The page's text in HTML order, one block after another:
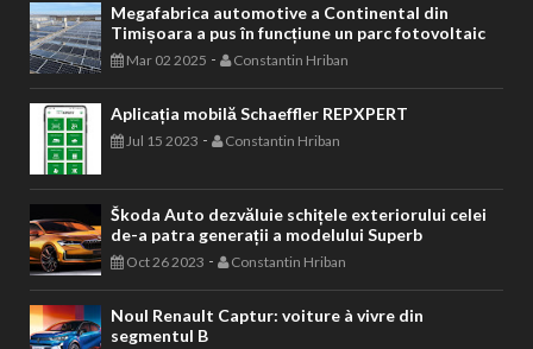
Megafabrica automotive a Continental din
Timișoara a pus în funcțiune un parc fotovoltaic
Mar 02 2025 - Constantin Hriban
Aplicația mobilă Schaeffler REPXPERT
Jul 15 2023 - Constantin Hriban
Škoda Auto dezvăluie schițele exteriorului celei
de-a patra generații a modelului Superb
Oct 26 2023 - Constantin Hriban
Noul Renault Captur: voiture à vivre din
segmentul B